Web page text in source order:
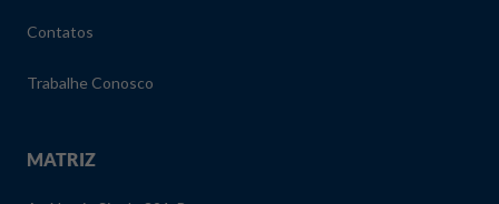
Contatos
Trabalhe Conosco
MATRIZ